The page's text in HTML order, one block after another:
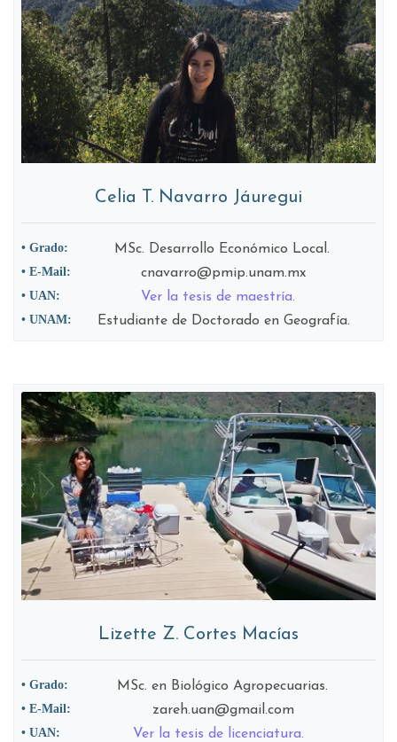
Celia T. Navarro Jáuregui
• Grado: MSc. Desarrollo Económico Local.
• E-Mail: cnavarro@pmip.unam.mx
• UAN: Ver la tesis de maestría.
• UNAM: Estudiante de Doctorado en Geografía.
Lizette Z. Cortes Macías
• Grado: MSc. en Biológico Agropecuarias.
• E-Mail: zareh.uan@gmail.com
• UAN: Ver la tesis de licenciatura.